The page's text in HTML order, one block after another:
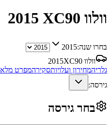
וולוו XC90 2015
בחרו שנה:2015
וולוו XC90
2015
גלריהמחירון ועלויותסקירהמפרט מלא
גירסה:
בחר גירסה